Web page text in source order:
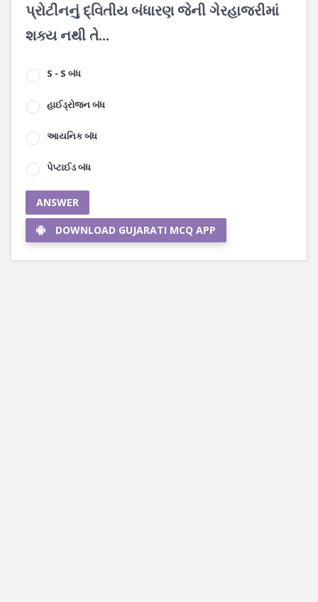
પ્રોટીનનું દ્વિતીય બંધારણ જેની ગેરહાજરીમાં
શક્ય નથી તે...
S - S બંધ
હાઈડ્રોજન બંધ
આયનિક બંધ
પેપ્ટાઈડ બંધ
ANSWER
DOWNLOAD GUJARATI MCQ APP